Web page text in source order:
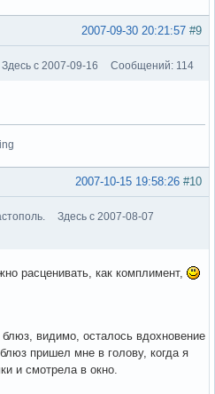
#9
2007-09-30 20:21:57
Здесь с 2007-09-16 Сообщений: 114
#10
2007-10-15 19:58:26
Здесь с 2007-08-07
расценивать, как комплимент,
видимо, осталось вдохновение
пришел мне в голову, когда я
и смотрела в окно.